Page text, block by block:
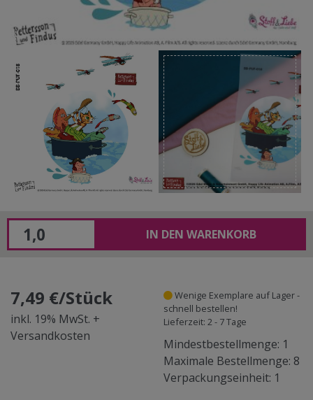
IN DEN WARENKORB
7,49 €/Stück
inkl. 19% MwSt. +
Versandkosten
Wenige Exemplare auf Lager -
schnell bestellen!
Lieferzeit: 2 - 7 Tage
Mindestbestellmenge: 1
Maximale Bestellmenge: 8
Verpackungseinheit: 1